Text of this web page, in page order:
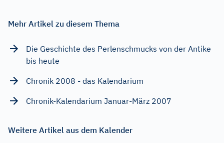
Mehr Artikel zu diesem Thema
Die Geschichte des Perlenschmucks von der Antike
bis heute
Chronik 2008 - das Kalendarium
Chronik-Kalendarium Januar-März 2007
Weitere Artikel aus dem Kalender